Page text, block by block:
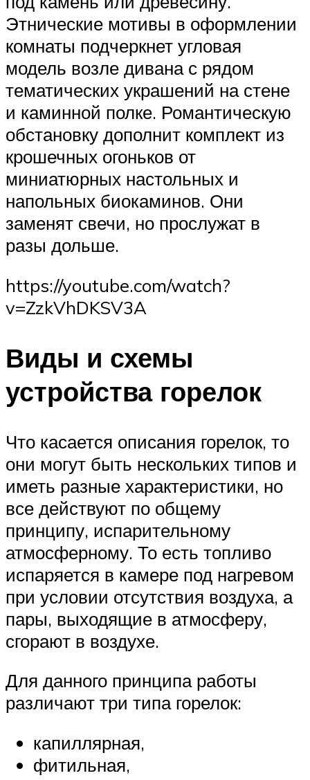
Этнические мотивы в оформлении
комнаты подчеркнет угловая
модель возле дивана с рядом
тематических украшений на стене
и каминной полке. Романтическую
обстановку дополнит комплект из
крошечных огоньков от
миниатюрных настольных и
напольных биокаминов. Они
заменят свечи, но прослужат в
разы дольше.
https://youtube.com/watch?
v=ZzkVhDKSV3A
Виды и схемы
устройства горелок
Что касается описания горелок, то
они могут быть нескольких типов и
иметь разные характеристики, но
все действуют по общему
принципу, испарительному
атмосферному. То есть топливо
испаряется в камере под нагревом
при условии отсутствия воздуха, а
пары, выходящие в атмосферу,
сгорают в воздухе.
Для данного принципа работы
различают три типа горелок:
капиллярная,
фитильная,